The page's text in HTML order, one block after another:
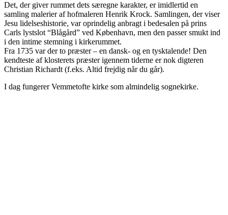
Det, der giver rummet dets særegne karakter, er imidlertid en
samling malerier af hofmaleren Henrik Krock. Samlingen, der viser
Jesu lidelseshistorie, var oprindelig anbragt i bedesalen på prins
Carls lystslot “Blågård” ved København, men den passer smukt ind
i den intime stemning i kirkerummet.
Fra 1735 var der to præster – en dansk- og en tysktalende! Den
kendteste af klosterets præster igennem tiderne er nok digteren
Christian Richardt (f.eks. Altid frejdig når du går).
I dag fungerer Vemmetofte kirke som almindelig sognekirke.